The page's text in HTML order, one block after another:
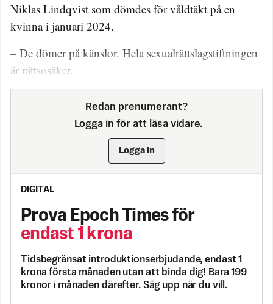
Niklas Lindqvist som dömdes för våldtäkt på en
kvinna i januari 2024.
– De dömer på känslor. Hela sexualrättslagstiftningen
är rättsosäker.
Redan prenumerant?
Logga in för att läsa vidare.
Logga in
DIGITAL
Prova Epoch Times för
endast 1 krona
Tidsbegränsat introduktionserbjudande, endast 1
krona första månaden utan att binda dig! Bara 199
kronor i månaden därefter. Säg upp när du vill.